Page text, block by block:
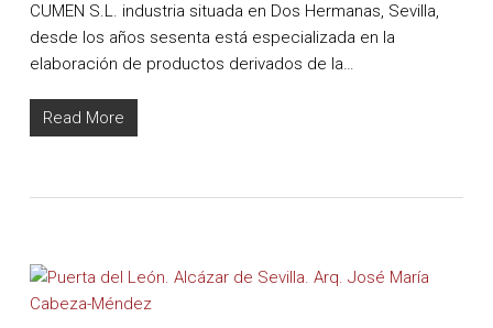
CUMEN S.L. industria situada en Dos Hermanas, Sevilla,
desde los años sesenta está especializada en la
elaboración de productos derivados de la…
Read More